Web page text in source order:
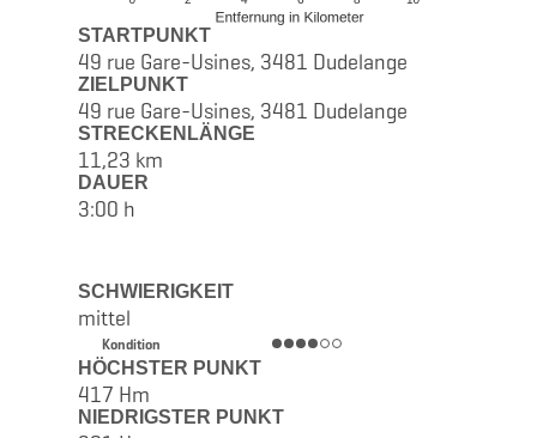
STARTPUNKT
49 rue Gare-Usines, 3481 Dudelange
ZIELPUNKT
49 rue Gare-Usines, 3481 Dudelange
STRECKENLÄNGE
11,23 km
DAUER
3:00 h
SCHWIERIGKEIT
mittel
Kondition
HÖCHSTER PUNKT
417 Hm
NIEDRIGSTER PUNKT